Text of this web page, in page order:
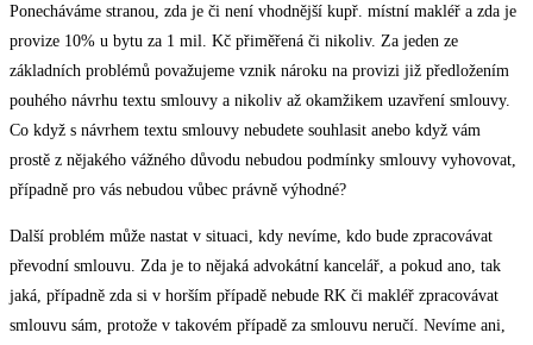
Ponecháváme stranou, zda je či není vhodnější kupř. místní makléř a zda je
provize 10% u bytu za 1 mil. Kč přiměřená či nikoliv. Za jeden ze
základních problémů považujeme vznik nároku na provizi již předložením
pouhého návrhu textu smlouvy a nikoliv až okamžikem uzavření smlouvy.
Co když s návrhem textu smlouvy nebudete souhlasit anebo když vám
prostě z nějakého vážného důvodu nebudou podmínky smlouvy vyhovovat,
případně pro vás nebudou vůbec právně výhodné?
Další problém může nastat v situaci, kdy nevíme, kdo bude zpracovávat
převodní smlouvu. Zda je to nějaká advokátní kancelář, a pokud ano, tak
jaká, případně zda si v horším případě nebude RK či makléř zpracovávat
smlouvu sám, protože v takovém případě za smlouvu neručí. Nevíme ani,